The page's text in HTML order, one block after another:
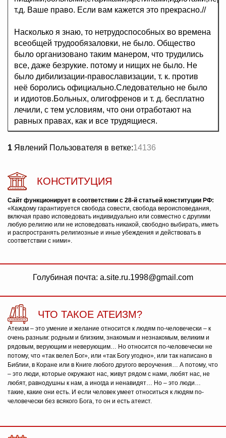
т.д. Ваше право. Если вам кажется это прекрасно.//
Насколько я знаю, то нетрудоспособных во времена
всеобщей трудообязаловки, не было. Общество
было организовано таким манером, что трудились
все, даже безрукие. потому и нищих не было. Не
было дибилизации-православизации, т. к. против
неё боролись официально.Следовательно не было
и идиотов.Больных, олигофренов и т. д. бесплатно
лечили, с тем условиям, что они отработают на
равных правах, как и все трудящиеся.
1 Явлений Пользователя в ветке:14136
КОНСТИТУЦИЯ
Сайт функционирует в соответствии с 28-й статьей конституции РФ:
«Каждому гарантируется свобода совести, свобода вероисповедания,
включая право исповедовать индивидуально или совместно с другими
любую религию или не исповедовать никакой, свободно выбирать, иметь
и распространять религиозные и иные убеждения и действовать в
соответствии с ними».
Голубиная почта: a.site.ru.1998@gmail.com
ЧТО ТАКОЕ АТЕИЗМ?
Атеизм – это умение и желание относится к людям по-человечески – к
очень разным: родным и близким, знакомым и незнакомым, великим и
рядовым, верующим и неверующим… Но относится по-человечески не
потому, что «так велел Бог», или «так Богу угодно», или так написано в
Библии, в Коране или в Книге любого другого вероучения… А потому, что
– это люди, которые окружают нас, живут рядом с нами, любят нас, не
любят, равнодушны к нам, а иногда и ненавидят… Но – это люди…
такие, какие они есть. И если человек умеет относиться к людям по-
человечески без всякого Бога, то он и есть атеист.